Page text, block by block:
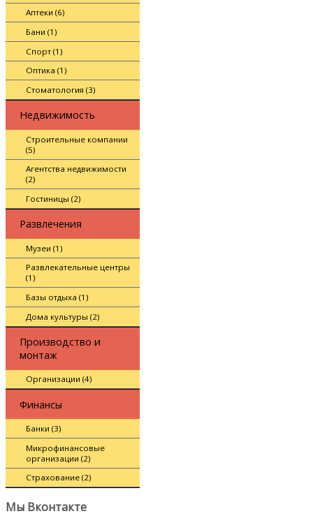
Аптеки (6)
Бани (1)
Спорт (1)
Оптика (1)
Стоматология (3)
Недвижимость
Строительные компании
(5)
Агентства недвижимости
(2)
Гостиницы (2)
Развлечения
Музеи (1)
Развлекательные центры
(1)
Базы отдыха (1)
Дома культуры (2)
Производство и
монтаж
Организации (4)
Финансы
Банки (3)
Микрофинансовые
организации (2)
Страхование (2)
Мы Вконтакте